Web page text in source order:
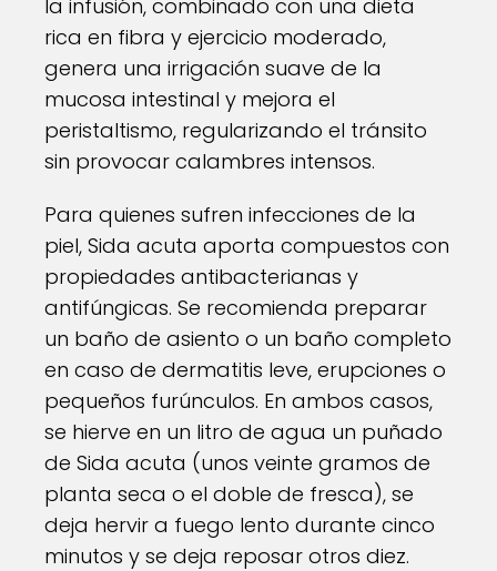
la infusión, combinado con una dieta
rica en fibra y ejercicio moderado,
genera una irrigación suave de la
mucosa intestinal y mejora el
peristaltismo, regularizando el tránsito
sin provocar calambres intensos.
Para quienes sufren infecciones de la
piel, Sida acuta aporta compuestos con
propiedades antibacterianas y
antifúngicas. Se recomienda preparar
un baño de asiento o un baño completo
en caso de dermatitis leve, erupciones o
pequeños furúnculos. En ambos casos,
se hierve en un litro de agua un puñado
de Sida acuta (unos veinte gramos de
planta seca o el doble de fresca), se
deja hervir a fuego lento durante cinco
minutos y se deja reposar otros diez.